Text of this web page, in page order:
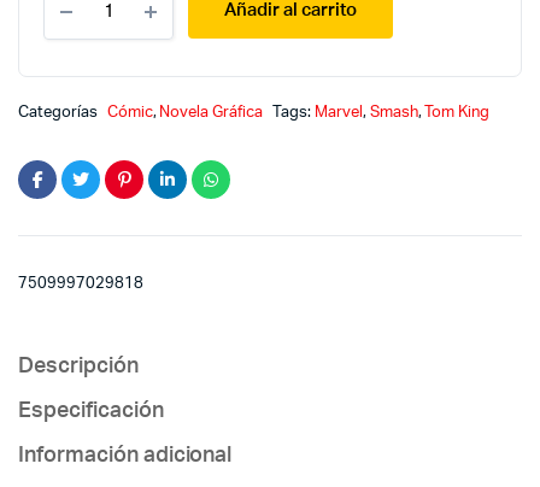
Vision
quantity
Añadir al carrito
Categorías Cómic, Novela Gráfica Tags: Marvel , Smash, Tom King
7509997029818
Descripción
Especificación
Información adicional